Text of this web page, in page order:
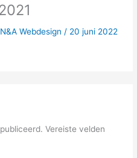
N&A Webdesign / 20 juni 2022
Vereiste velden